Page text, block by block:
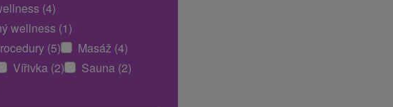
(4)
wellness (1)
(5)
Masáž (4)
Vířivka (2)
Sauna (2)